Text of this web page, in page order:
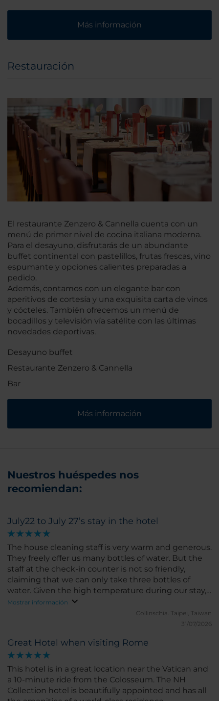
Más información
Restauración
El restaurante Zenzero & Cannella cuenta con un
menú de primer nivel de cocina italiana moderna.
Para el desayuno, disfrutarás de un abundante
buffet continental con pastelillos, frutas frescas, vino
espumante y opciones calientes preparadas a
pedido.
Además, contamos con un elegante bar con
aperitivos de cortesía y una exquisita carta de vinos
y cócteles. También ofrecemos un menú de
bocadillos y televisión vía satélite con las últimas
novedades deportivas.
Desayuno buffet
Restaurante Zenzero & Cannella
Bar
Más información
Nuestros huéspedes nos
recomiendan:
July22 to July 27’s stay in the hotel
The house cleaning staff is very warm and generous.
They freely offer us many bottles of water. But the
staff at the check-in counter is not so friendly,
claiming that we can only take three bottles of
water. Given the high temperature during our stay,
such response is not welcoming and friendly.
Mostrar información
Collinschia.
Taipei, Taiwan
31/07/2026
Great Hotel when visiting Rome
This hotel is in a great location near the Vatican and
a 10-minute ride from the Colosseum. The NH
Collection hotel is beautifully appointed and has all